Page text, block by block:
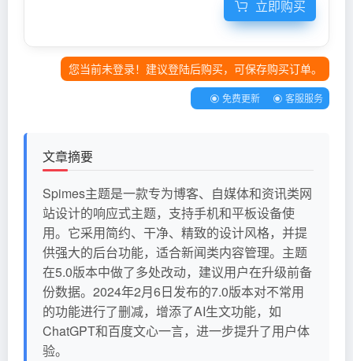
立即购买
您当前未登录！建议登陆后购买，可保存购买订单。
免费更新 客服服务
文章摘要
Spimes主题是一款专为博客、自媒体和资讯类网
站设计的响应式主题，支持手机和平板设备使
用。它采用简约、干净、精致的设计风格，并提
供强大的后台功能，适合新闻类内容管理。主题
在5.0版本中做了多处改动，建议用户在升级前备
份数据。2024年2月6日发布的7.0版本对不常用
的功能进行了删减，增添了AI生文功能，如
ChatGPT和百度文心一言，进一步提升了用户体
验。